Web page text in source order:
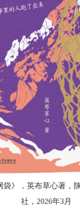
会员管理 文学奖
星星诗刊 当代
讣告 征稿启
袋》，英布草心著，
社，2026年3月